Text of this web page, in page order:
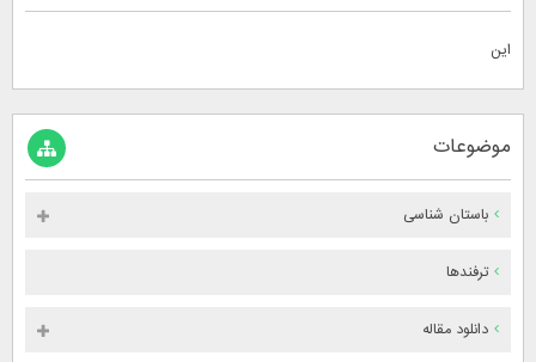
این
موضوعات
باستان شناسی
ترفندها
دانلود مقاله